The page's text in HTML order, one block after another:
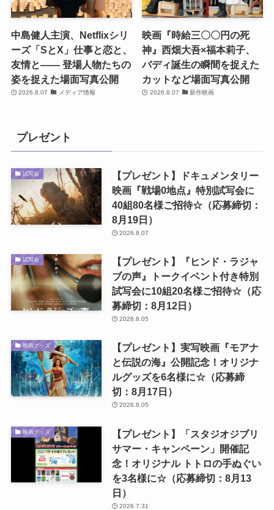
中島健人主演、Netflixシリ
ーズ「SとX」仕事と恋と、
友情と―― 登場人物たちの
姿を捉えた場面写真公開
2026.8.07 メディア情報
映画『時給三〇〇円の死
神』西畑大吾×福本莉子、
バディ誕生の瞬間を捉えた
カットなど場面写真公開
2026.8.07 新作映画
プレゼント
試写会
【プレゼント】ドキュメンタリー
映画『戦場0地点』特別試写会に
40組80名様ご招待☆（応募締切：
8月19日）
2026.8.07
試写会
【プレゼント】『ヒンド・ラジャ
ブの声』トークイベント付き特別
試写会に10組20名様ご招待☆（応
募締切：8月12日）
2026.8.05
映画グッズ
【プレゼント】実写映画『モアナ
と伝説の海』公開記念！オリジナ
ルグッズを6名様に☆（応募締
切：8月17日）
2026.8.05
映画グッズ
【プレゼント】「スタジオジブリ
サマー・キャンペーン」開催記
念！オリジナル トトロの手ぬぐい
を3名様に☆（応募締切：8月13
日）
2026.7.31